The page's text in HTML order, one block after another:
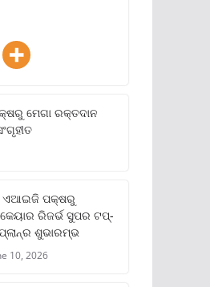
ମେଗା ରକ୍ତଦାନ
ଏଆଇଜି ପକ୍ଷରୁ
ରିଜର୍ଭ ସୁପର ଟପ୍‌-
ଶୁଭାରମ୍ଭ
10, 2026